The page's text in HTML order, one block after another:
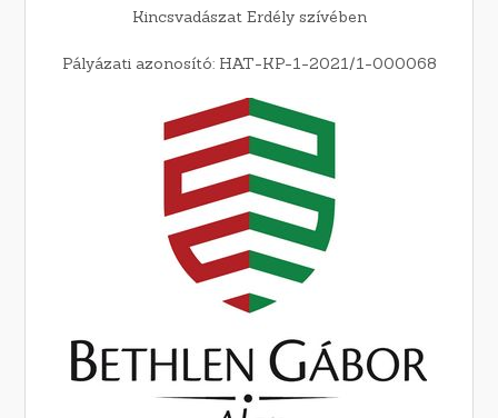
Kincsvadászat Erdély szívében
Pályázati azonosító: HAT-KP-1-2021/1-000068